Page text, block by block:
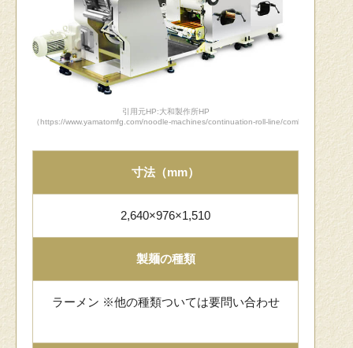
引用元HP:大和製作所HP
（https://www.yamatomfg.com/noodle-machines/continuation-roll-line/combined-
寸法（mm）
2,640×976×1,510
製麺の種類
ラーメン ※他の種類ついては要問い合わせ